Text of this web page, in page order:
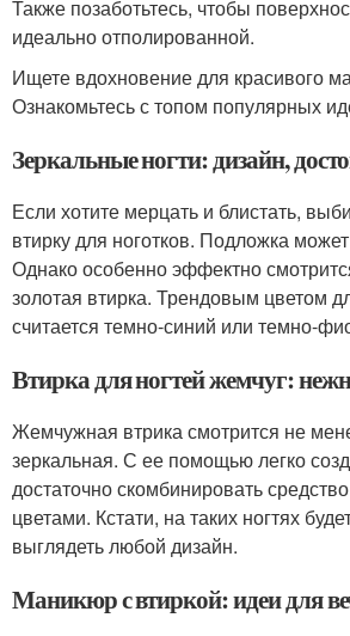
Также позаботьтесь, чтобы
идеально отполированной.
Ищете вдохновение для красивого
Ознакомьтесь с топом популярных
Зеркальные ногти: дизайн,
Если хотите мерцать и блистать,
втирку для ноготков. Подложка
Однако особенно эффектно
золотая втирка. Трендовым цветом
считается темно-синий или темно-
Втирка для ногтей жемчуг:
Жемчужная втрика смотрится не
зеркальная. С ее помощью легко
достаточно скомбинировать
цветами. Кстати, на таких ногтях
выглядеть любой дизайн.
Маникюр с втиркой: идеи для